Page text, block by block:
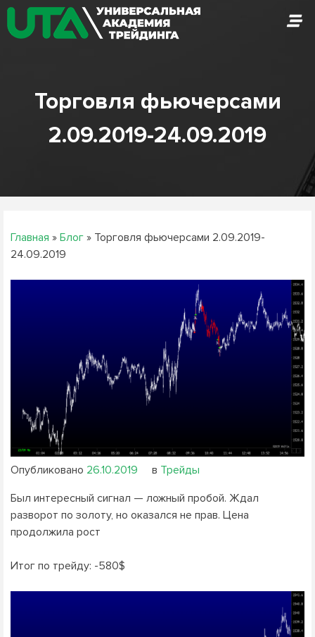
Skip
to
content
Торговля фьючерсами
2.09.2019-24.09.2019
Главная » Блог » Торговля фьючерсами 2.09.2019-
24.09.2019
Опубликовано 26.10.2019 в Трейды
Был интересный сигнал — ложный пробой. Ждал
разворот по золоту, но оказался не прав. Цена
продолжила рост
Итог по трейду: -580$